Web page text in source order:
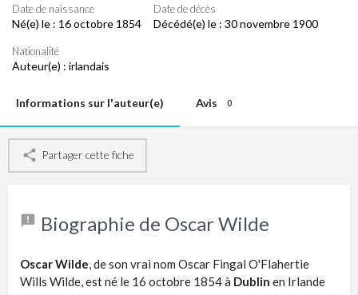
Date de naissance
Né(e) le : 16 octobre 1854
Date de décès
Décédé(e) le : 30 novembre 1900
Nationalité
Auteur(e) : irlandais
Informations sur l'auteur(e) Avis 0
Partager cette fiche
Biographie de Oscar Wilde
Oscar Wilde , de son vrai nom Oscar Fingal O'Flahertie
Wills Wilde, est né le 16 octobre 1854 à Dublin en Irlande